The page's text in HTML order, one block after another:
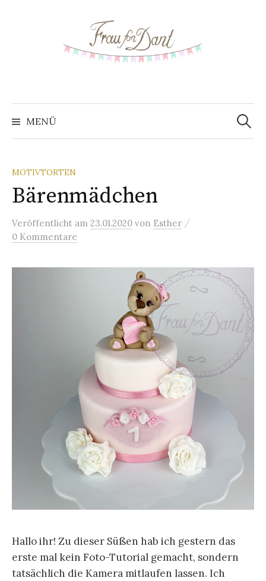
e
z
u
I
h
l
MENÜ S
n
a
c
MOTIVTORTEN
Bärenmädchen
Veröffentlicht am 23.01.2020 von Esther /
0 Kommentare
Hallo ihr! Zu dieser Süßen hab ich gestern das
erste mal kein Foto-Tutorial gemacht, sondern
tatsächlich die Kamera mitlaufen lassen. Ich